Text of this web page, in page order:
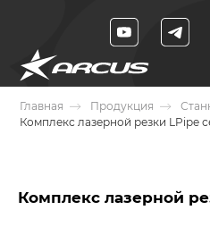
Главная Продукция
Комплекс лазерной резки LPipe
Комплекс лазерной